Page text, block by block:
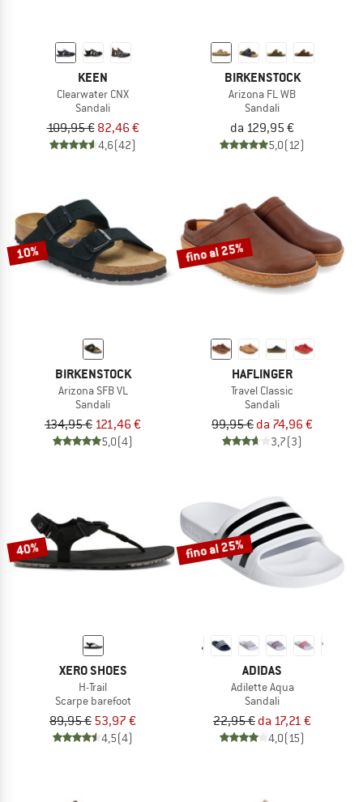
KEEN
Clearwater CNX
Sandali
109,95 € 82,46 €
4,6(42)
BIRKENSTOCK
Arizona FL WB
Sandali
da 129,95 €
5,0(12)
10%
BIRKENSTOCK
Arizona SFB VL
Sandali
134,95 € 121,46 €
5,0(4)
fino al 25%
HAFLINGER
Travel Classic
Sandali
99,95 € da 74,96 €
3,7(3)
40%
XERO SHOES
H-Trail
Scarpe barefoot
89,95 € 53,97 €
4,5(4)
fino al 25%
ADIDAS
Adilette Aqua
Sandali
22,95 € da 17,21 €
4,0(15)